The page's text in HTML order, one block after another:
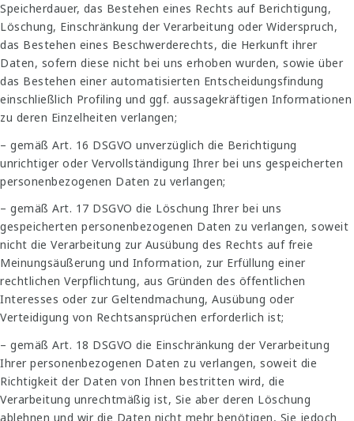
Speicherdauer, das Bestehen eines Rechts auf Berichtigung,
Löschung, Einschränkung der Verarbeitung oder Widerspruch,
das Bestehen eines Beschwerderechts, die Herkunft ihrer
Daten, sofern diese nicht bei uns erhoben wurden, sowie über
das Bestehen einer automatisierten Entscheidungsfindung
einschließlich Profiling und ggf. aussagekräftigen Informationen
zu deren Einzelheiten verlangen;
– gemäß Art. 16 DSGVO unverzüglich die Berichtigung
unrichtiger oder Vervollständigung Ihrer bei uns gespeicherten
personenbezogenen Daten zu verlangen;
– gemäß Art. 17 DSGVO die Löschung Ihrer bei uns
gespeicherten personenbezogenen Daten zu verlangen, soweit
nicht die Verarbeitung zur Ausübung des Rechts auf freie
Meinungsäußerung und Information, zur Erfüllung einer
rechtlichen Verpflichtung, aus Gründen des öffentlichen
Interesses oder zur Geltendmachung, Ausübung oder
Verteidigung von Rechtsansprüchen erforderlich ist;
– gemäß Art. 18 DSGVO die Einschränkung der Verarbeitung
Ihrer personenbezogenen Daten zu verlangen, soweit die
Richtigkeit der Daten von Ihnen bestritten wird, die
Verarbeitung unrechtmäßig ist, Sie aber deren Löschung
ablehnen und wir die Daten nicht mehr benötigen, Sie jedoch